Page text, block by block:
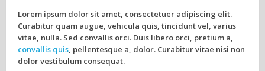
Lorem ipsum dolor sit amet, consectetuer adipiscing elit.
Curabitur quam augue, vehicula quis, tincidunt vel, varius
vitae, nulla. Sed convallis orci. Duis libero orci, pretium a,
convallis quis , pellentesque a, dolor. Curabitur vitae nisi non
dolor vestibulum consequat.